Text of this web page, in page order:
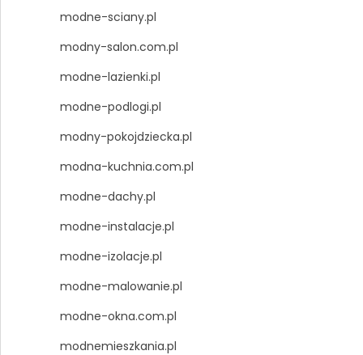
modne-sciany.pl
modny-salon.com.pl
modne-lazienki.pl
modne-podlogi.pl
modny-pokojdziecka.pl
modna-kuchnia.com.pl
modne-dachy.pl
modne-instalacje.pl
modne-izolacje.pl
modne-malowanie.pl
modne-okna.com.pl
modnemieszkania.pl